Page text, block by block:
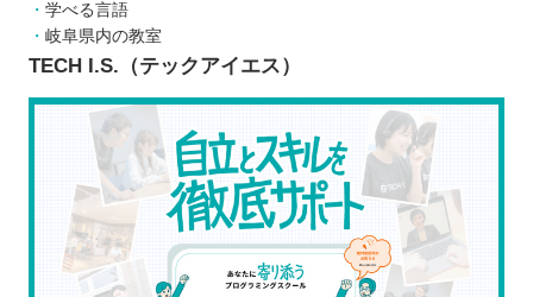
どんなプログラミング言語を学ぶのが良いのか
子ども向けと大人向けにプログラミングスクールに
違いはあるか
お得にプログラミングスクールに通える制度
・専門実践教育訓練
・特定一般教育訓練
・一般教育訓練
プログラミングスクールで挫折しないために
学べる言語
岐阜県内の教室
TECH I.S.（テックアイエス）